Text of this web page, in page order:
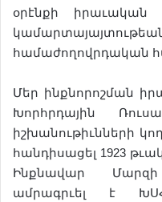
օրէնքի իրաւական
համաժողովրդական
Մեր ինքնորոշման
Խորհրդային
իշխանութիւնների
հանդիսացել 1923
Ինքնավար
ամրագրւել է